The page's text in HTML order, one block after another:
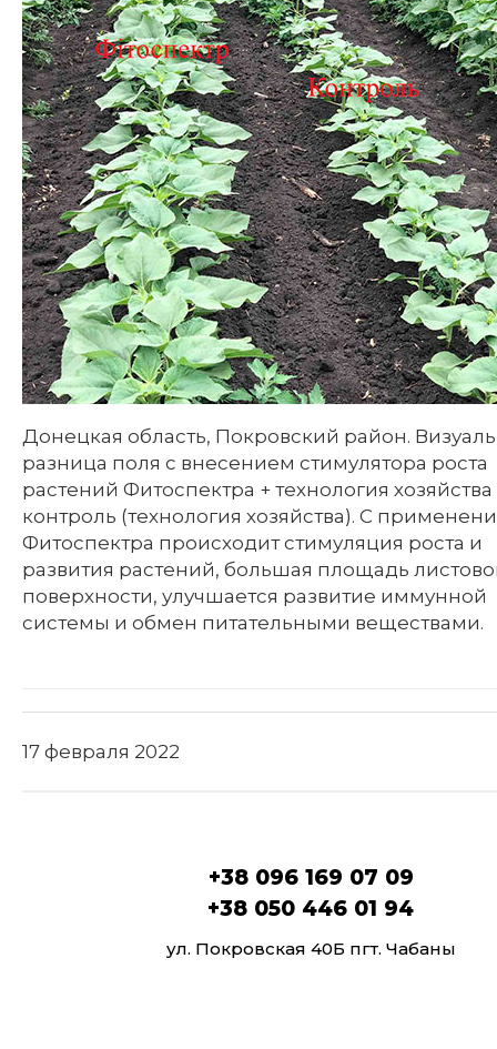
Донецкая область, Покровский район.
разница поля с внесением стимулятора роста
растений Фитоспектра + технология хозяйства
контроль (технология хозяйства). С
Фитоспектра происходит стимуляция роста и
развития растений, большая площадь
поверхности, улучшается развитие иммунной
системы и обмен питательными веществами.
17 февраля 2022
+38 096 169 07 09
+38 050 446 01 94
ул. Покровская 40Б пгт. Чабаны